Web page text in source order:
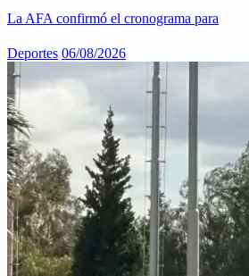
La AFA confirmó el cronograma para
Deportes 06/08/2026